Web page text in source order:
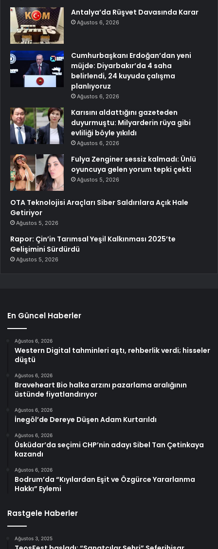
Antalya’da Rüşvet Davasında Karar
Ağustos 6, 2026
Cumhurbaşkanı Erdoğan’dan yeni
müjde: Diyarbakır’da 4 saha
belirlendi, 24 kuyuda çalışma
planlıyoruz
Ağustos 6, 2026
Karısını aldattığını gazeteden
duyurmuştu: Milyarderin rüya gibi
evliliği böyle yıkıldı
Ağustos 6, 2026
Fulya Zenginer sessiz kalmadı: Ünlü
oyuncuya gelen yorum tepki çekti
Ağustos 5, 2026
OTA Teknolojisi Araçları Siber Saldırılara Açık Hale
Getiriyor
Ağustos 5, 2026
Rapor: Çin’in Tarımsal Yeşil Kalkınması 2025’te
Gelişimini Sürdürdü
Ağustos 5, 2026
En Güncel Haberler
Ağustos 6, 2026
Western Digital tahminleri aştı, rehberlik verdi; hisseler
düştü
Ağustos 6, 2026
Braveheart Bio halka arzını pazarlama aralığının
üstünde fiyatlandırıyor
Ağustos 6, 2026
İnegöl’de Dereye Düşen Adam Kurtarıldı
Ağustos 6, 2026
Üsküdar’da seçimi CHP’nin adayı Sibel Tan Çetinkaya
kazandı
Ağustos 6, 2026
Bodrum’da “Kıyılardan Eşit ve Özgürce Yararlanma
Hakkı” Eylemi
Rastgele Haberler
Ağustos 3, 2025